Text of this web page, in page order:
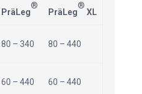
PräLeg
®
PräLeg
®
XL
80 – 340 80 – 440
60 – 440 60 – 440